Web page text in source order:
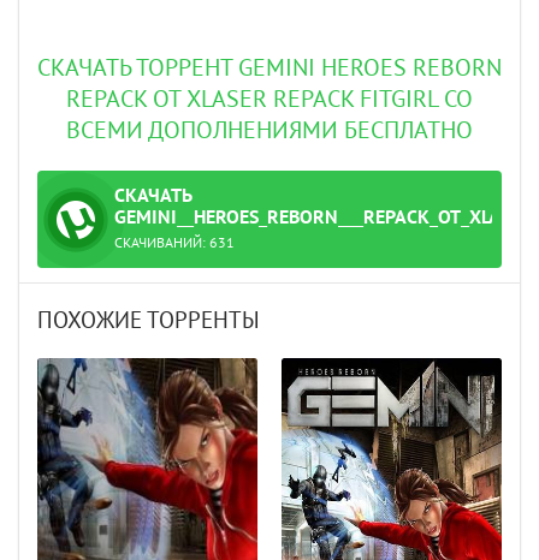
СКАЧАТЬ ТОРРЕНТ GEMINI HEROES REBORN
REPACK ОТ XLASER REPACK FITGIRL СО
ВСЕМИ ДОПОЛНЕНИЯМИ БЕСПЛАТНО
СКАЧАТЬ
ТОРРЕНТ
СКАЧИВАНИЙ: 631
ПОХОЖИЕ ТОРРЕНТЫ